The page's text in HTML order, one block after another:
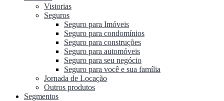
Vistorias
Seguros
Seguro para Imóveis
Seguro para condomínios
Seguro para construções
Seguro para automóveis
Seguro para seu negócio
Seguro para você e sua família
Jornada de Locação
Outros produtos
Segmentos